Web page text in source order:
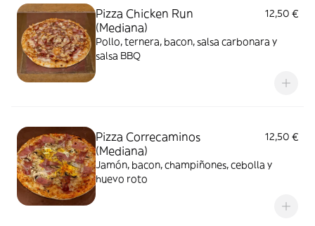
Pizza Chicken Run
(Mediana)
12,50 €
Pollo, ternera, bacon, salsa carbonara y
salsa BBQ
Pizza Correcaminos
(Mediana)
12,50 €
Jamón, bacon, champiñones, cebolla y
huevo roto